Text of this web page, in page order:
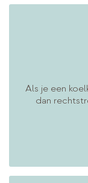
Als je een
dan